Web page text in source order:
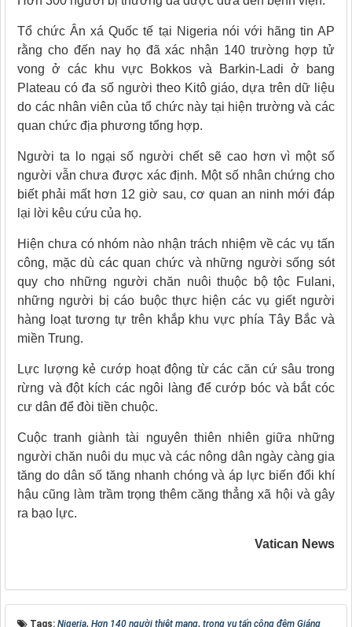
Tổ chức Ân xá Quốc tế tại Nigeria nói với hãng tin AP
rằng cho đến nay họ đã xác nhận 140 trường hợp tử
vong ở các khu vực Bokkos và Barkin-Ladi ở bang
Plateau có đa số người theo Kitô giáo, dựa trên dữ liệu
do các nhân viên của tổ chức này tại hiện trường và các
quan chức địa phương tổng hợp.
Người ta lo ngại số người chết sẽ cao hơn vì một số
người vẫn chưa được xác định. Một số nhân chứng cho
biết phải mất hơn 12 giờ sau, cơ quan an ninh mới đáp
lại lời kêu cứu của họ.
Hiện chưa có nhóm nào nhận trách nhiệm về các vụ tấn
công, mặc dù các quan chức và những người sống sót
quy cho những người chăn nuôi thuộc bộ tộc Fulani,
những người bị cáo buộc thực hiện các vụ giết người
hàng loạt tương tự trên khắp khu vực phía Tây Bắc và
miền Trung.
Lực lượng kẻ cướp hoạt động từ các căn cứ sâu trong
rừng và đột kích các ngôi làng để cướp bóc và bắt cóc
cư dân để đòi tiền chuộc.
Cuộc tranh giành tài nguyên thiên nhiên giữa những
người chăn nuôi du mục và các nông dân ngày càng gia
tăng do dân số tăng nhanh chóng và áp lực biến đổi khí
hậu cũng làm trầm trọng thêm căng thẳng xã hội và gây
ra bạo lực.
Vatican News
Tags: Nigeria, Hơn 140 người thiệt mạng, trong vụ tấn công đêm Giáng